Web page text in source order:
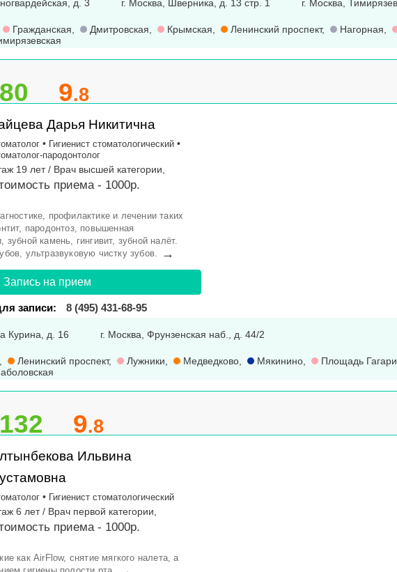
д. 3 г. Москва, Шверника, д. 13 стр. 1 г. Москва,
Гражданская Дмитровская Крымская Ленинский проспект, Нагорная
80 9.8
Дарья Никитична
• Гигиенист стоматологический •
пародонтолог
19 лет / Врач высшей категории,
приема - 1000р.
профилактике и лечении таких
пародонтоз, повышенная
зубной камень, гингивит, зубной налёт.
ультразвуковую чистку зубов.
→
Запись на прием
записи: 8 (495) 431-68-95
Курина, д. 16 г. Москва, Фрунзенская наб., д. 44/2
Ленинский проспект, Лужники Медведково Мякинино Площадь
132 9.8
Ильвина
• Гигиенист стоматологический
6 лет / Врач первой категории,
приема - 1000р.
как AirFlow, снятие мягкого налета, а